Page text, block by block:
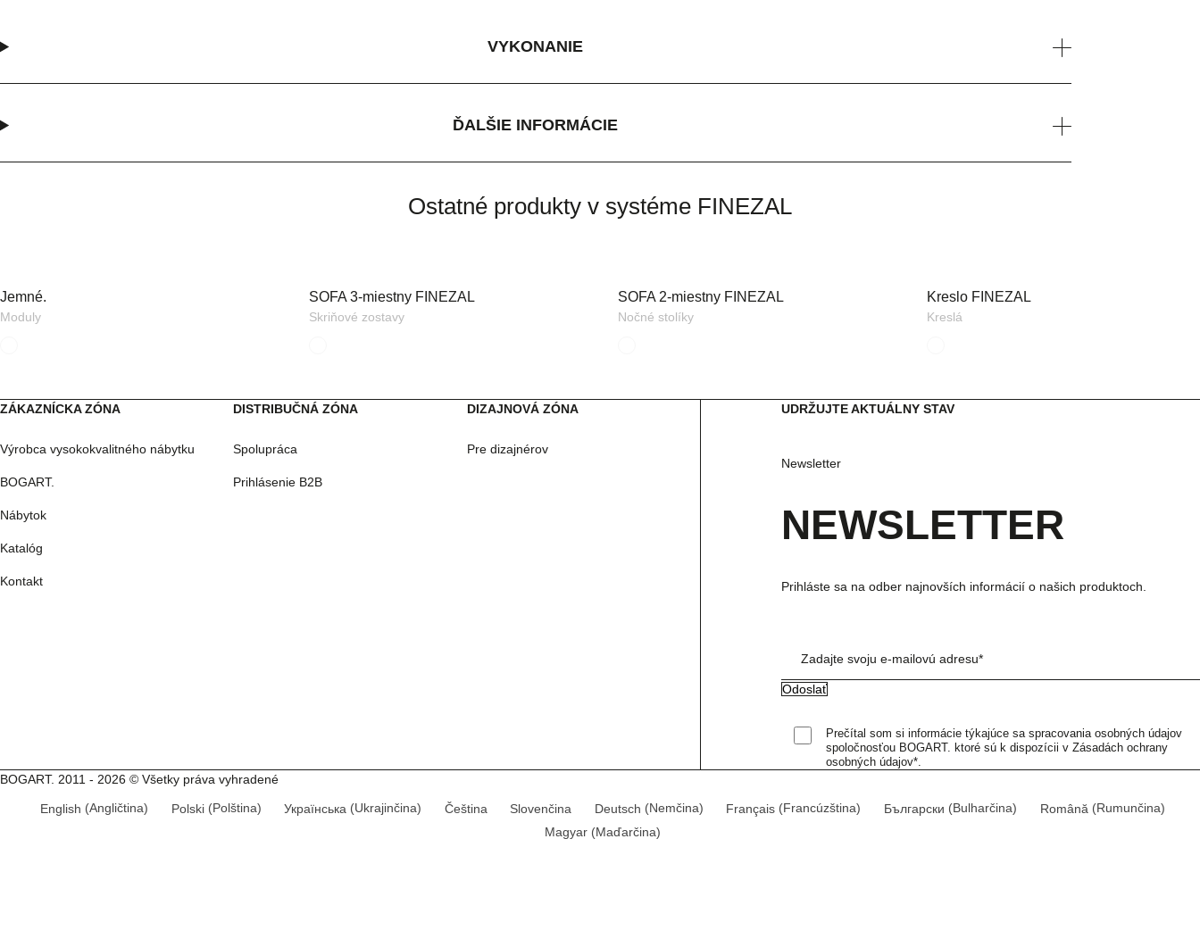
VYKONANIE
ĎALŠIE INFORMÁCIE
Ostatné produkty v systéme FINEZAL
Jemné.
Moduly
SOFA 3-miestny FINEZAL
Skriňové zostavy
SOFA 2-miestny FINEZAL
Nočné stolíky
Kreslo FINEZAL
Kreslá
ZÁKAZNÍCKA ZÓNA
Výrobca vysokokvalitného nábytku
BOGART.
Nábytok
Katalóg
Kontakt
DISTRIBUČNÁ ZÓNA
Spolupráca
Prihlásenie B2B
DIZAJNOVÁ ZÓNA
Pre dizajnérov
UDRŽUJTE AKTUÁLNY STAV
Newsletter
NEWSLETTER
Prihláste sa na odber najnovších informácií o našich produktoch.
Zadajte svoju e-mailovú adresu*
Prečítal som si informácie týkajúce sa spracovania osobných údajov
spoločnosťou BOGART. ktoré sú k dispozícii v Zásadách ochrany
osobných údajov*.
BOGART. 2011 - 2026 © Všetky práva vyhradené
English (Angličtina) Polski(Polština) Українська (Ukrajinčina) Čeština Slovenčina Deutsch (Nemčina) Français (Francúzština) Български (Bulharčina) Română (Rumunčina)
Magyar(Maďarčina)